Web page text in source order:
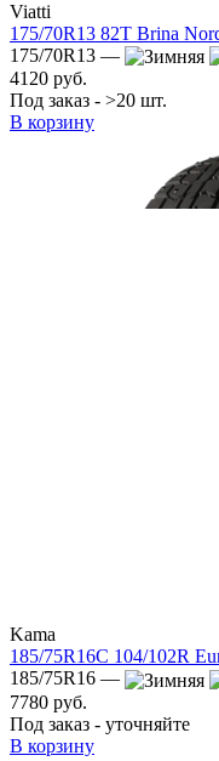
Viatti
175/70R13 82T Brina
175/70R13 —
4120 руб.
Под заказ - >20 шт.
В корзину
Kama
185/75R16C 104/102R
185/75R16 —
7780 руб.
Под заказ - уточняйте
В корзину